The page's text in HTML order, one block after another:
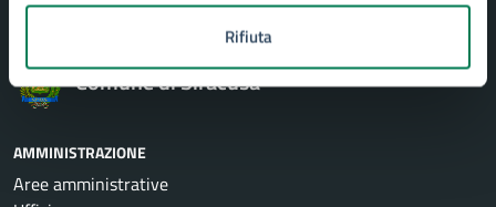
Rifiuta
Comune di Siracusa
AMMINISTRAZIONE
Aree amministrative